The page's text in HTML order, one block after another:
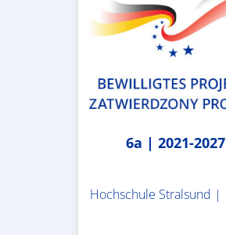
6a | 2021-2027
Hochschule Stralsund |